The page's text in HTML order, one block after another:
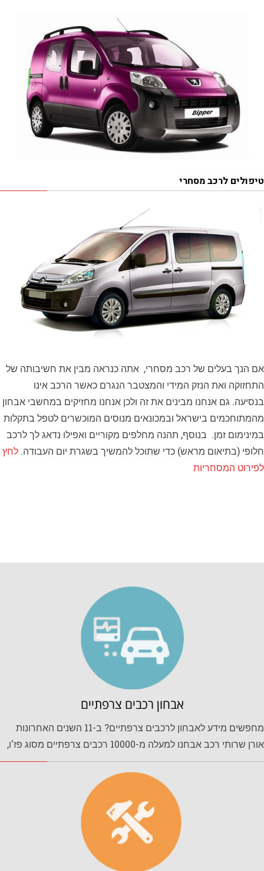
טיפולים לרכב מסחרי
אם הנך בעלים של רכב מסחרי, אתה כנראה מבין את חשיבותה של
התחזוקה ואת הנזק המידי והמצטבר הנגרם כאשר הרכב אינו
בנסיעה. גם אנחנו מבינים את זה ולכן אנחנו מחזיקים במחשבי אבחון
מהמתוחכמים בישראל ובמכונאים מנוסים המוכשרים לטפל בתקלות
במינימום זמן. בנוסף, תהנה מחלפים מקוריים ואפילו נדאג לך לרכב
חלופי (בתיאום מראש) כדי שתוכל להמשיך בשגרת יום העבודה. לחץ
לפירוט המסחריות
אבחון רכבים צרפתיים
מחפשים מידע לאבחון לרכבים צרפתיים? ב-11 השנים האחרונות
אורן שרותי רכב אבחנו למעלה מ-10000 רכבים צרפתיים מסוג פז'ו,